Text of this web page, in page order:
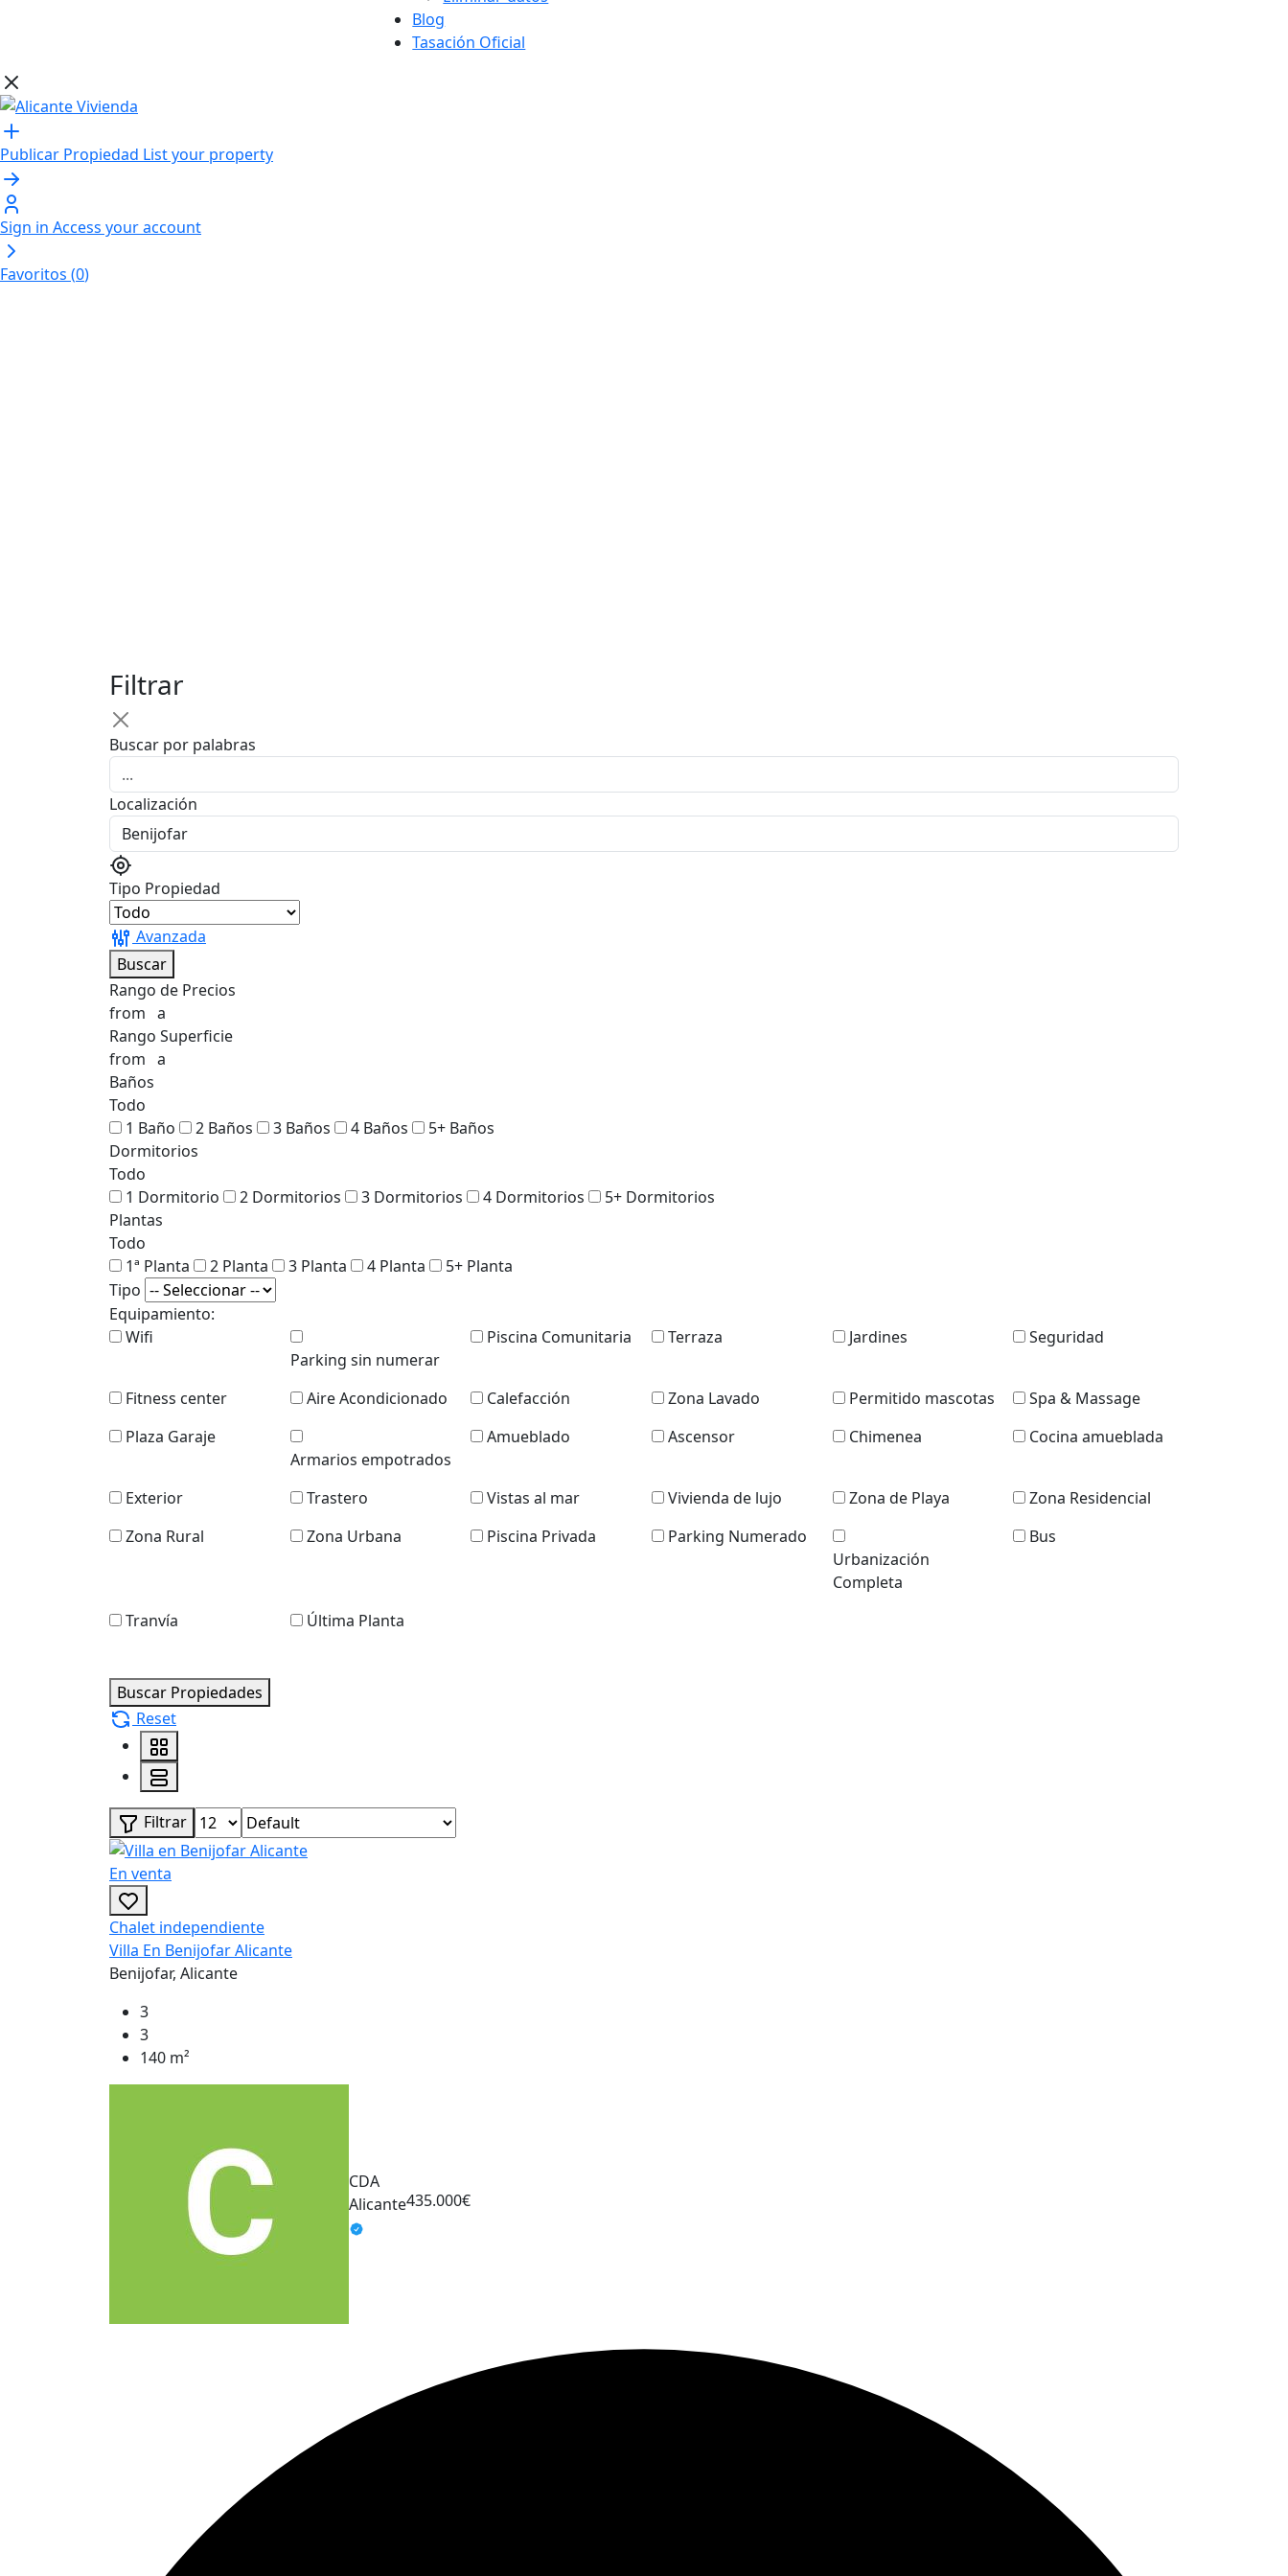
Blog
Tasación Oficial
Publicar Propiedad List your property
Sign in Access your account
Favoritos (0)
Filtrar
Buscar por palabras
Localización
Tipo Propiedad
Avanzada
Buscar
Rango de Precios
from a
Rango Superficie
from a
Baños
Todo
1 Baño
2 Baños 3 Baños 4 Baños
5+ Baños
Dormitorios
Todo
1 Dormitorio
2 Dormitorios 3 Dormitorios 4 Dormitorios
5+ Dormitorios
Plantas
Todo
1ª Planta
2 Planta 3 Planta 4 Planta
5+ Planta
Tipo
Equipamiento:
Wifi
Parking sin numerar
Piscina Comunitaria Terraza Jardines Seguridad
Fitness center Aire Acondicionado Calefacción Zona Lavado Permitido mascotas
Spa & Massage
Plaza Garaje
Armarios empotrados
Amueblado Ascensor Chimenea Cocina amueblada
Exterior Trastero Vistas al mar Vivienda de lujo Zona de Playa
Zona Residencial
Zona Rural
Zona Urbana Piscina Privada
Parking Numerado
Urbanización
Completa
Bus
Tranvía Última Planta
Buscar Propiedades
Reset
Filtrar
En venta
Chalet independiente
Villa En Benijofar Alicante
Benijofar, Alicante
3
3
140 m²
CDA
Alicante435.000€